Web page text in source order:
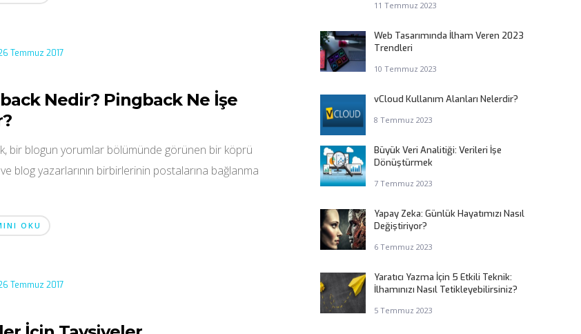
Temmuz 2017
Nedir? Pingback Ne İşe
bir blogun yorumlar bölümünde görünen bir köprü
blog yazarlarının birbirlerinin postalarına bağlanma
OKU
Temmuz 2017
11 Temmuz 2023
Web Tasarımında İlham Veren 2023
Trendleri
10 Temmuz 2023
vCloud Kullanım Alanları Nelerdir?
8 Temmuz 2023
Büyük Veri Analitiği: Verileri İşe
Dönüştürmek
7 Temmuz 2023
Yapay Zeka: Günlük Hayatımızı Nasıl
Değiştiriyor?
6 Temmuz 2023
Yaratıcı Yazma İçin 5 Etkili Teknik:
İlhamınızı Nasıl Tetikleyebilirsiniz?
5 Temmuz 2023